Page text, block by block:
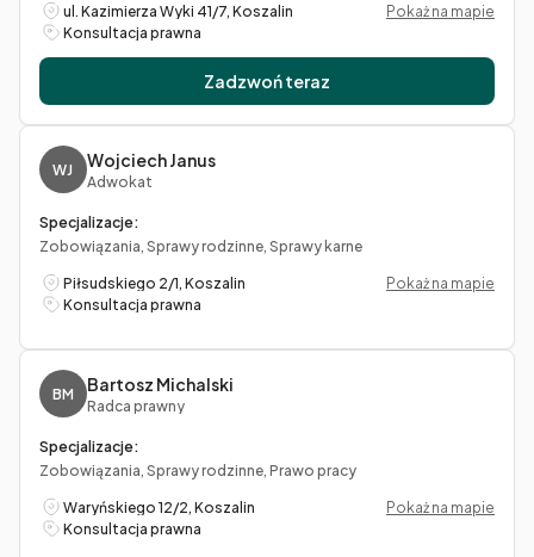
ul. Kazimierza Wyki 41/7, Koszalin
Pokaż na mapie
Konsultacja prawna
Zadzwoń teraz
WJ Wojciech Janus
Adwokat
Specjalizacje:
Zobowiązania, Sprawy rodzinne, Sprawy karne
Piłsudskiego 2/1, Koszalin
Pokaż na mapie
Konsultacja prawna
BM Bartosz Michalski
Radca prawny
Specjalizacje:
Zobowiązania, Sprawy rodzinne, Prawo pracy
Waryńskiego 12/2, Koszalin
Pokaż na mapie
Konsultacja prawna